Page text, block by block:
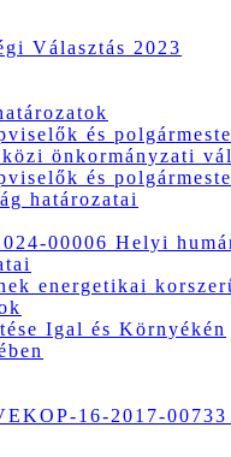
Választás 2023
és
önkormányzati
és
határozatai
00006 Helyi
energetikai
Igal és Környékén
16-2017-00733